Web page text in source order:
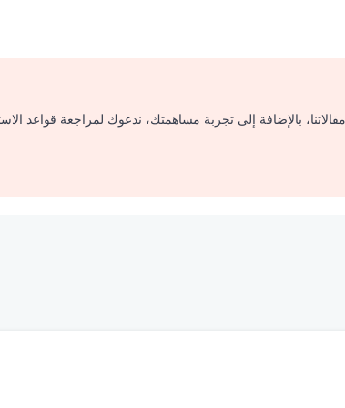
بالإضافة إلى تجربة مساهمتك، ندعوك لمراجعة قواعد